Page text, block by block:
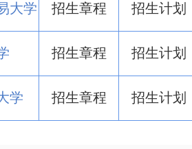
大学 招生章程 招生计划
招生章程 招生计划
学 招生章程 招生计划